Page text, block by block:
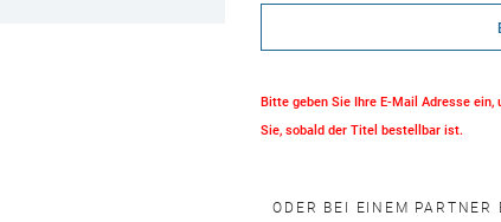
Bitte geben Sie Ihre E-Mail Adresse
Sie, sobald der Titel bestellbar ist.
ODER BEI EINEM PARTNER